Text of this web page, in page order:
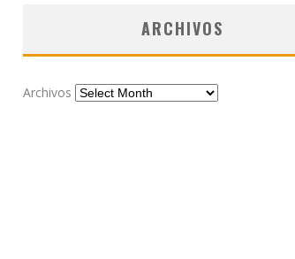
ARCHIVOS
Archivos